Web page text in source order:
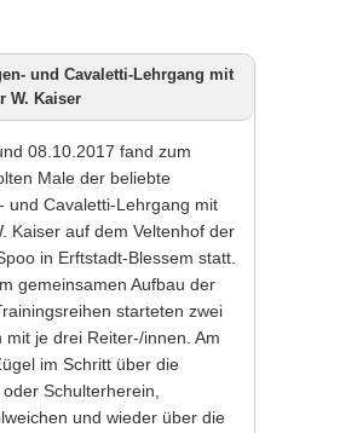
und Cavaletti-Lehrgang mit
W. Kaiser
08.10.2017 fand zum
Male der beliebte
und Cavaletti-Lehrgang mit
Kaiser auf dem Veltenhof der
in Erftstadt-Blessem statt.
gemeinsamen Aufbau der
starteten zwei
mit je drei Reiter-/innen. Am
im Schritt über die
Schulterherein,
und wieder über die